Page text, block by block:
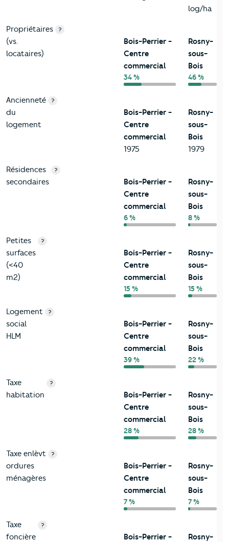
log/ha
Propriétaires
(vs.
locataires)
?
Bois-Perrier -
Centre
commercial
34 %
Rosny-
sous-
Bois
46 %
Ancienneté
du
logement
?
Bois-Perrier -
Centre
commercial
1975
Rosny-
sous-
Bois
1979
Résidences
secondaires
?
Bois-Perrier -
Centre
commercial
6 %
Rosny-
sous-
Bois
8 %
Petites
surfaces
(<40
m2)
?
Bois-Perrier -
Centre
commercial
15 %
Rosny-
sous-
Bois
15 %
Logement
social
HLM
?
Bois-Perrier -
Centre
commercial
39 %
Rosny-
sous-
Bois
22 %
Taxe
habitation
?
Bois-Perrier -
Centre
commercial
28 %
Rosny-
sous-
Bois
28 %
Taxe enlèvt
ordures
ménagères
?
Bois-Perrier -
Centre
commercial
7 %
Rosny-
sous-
Bois
7 %
Taxe
foncière
?
Bois-Perrier -
Rosny-